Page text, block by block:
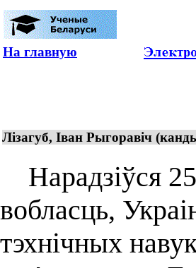
На главную
Лізагуб, Іван Рыгоравіч
Нарадзіўся
вобласць,
тэхнічных